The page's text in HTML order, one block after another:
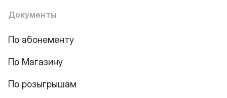
Документы
По абонементу
По Магазину
По розыгрышам